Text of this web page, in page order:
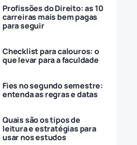
Profissões do Direito: as 10
carreiras mais bem pagas
para seguir
Checklist para calouros: o
que levar para a faculdade
Fies no segundo semestre:
entenda as regras e datas
Quais são os tipos de
leitura e estratégias para
usar nos estudos